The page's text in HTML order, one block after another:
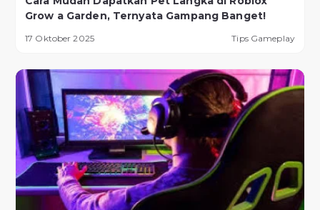
Grow a Garden, Ternyata Gampang Banget!
17 Oktober 2025 Tips Gameplay